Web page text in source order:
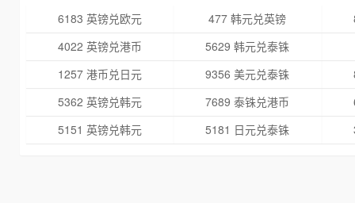
6183 英镑兑欧元 477 韩元兑英镑
4022 英镑兑港币
5629 韩元兑泰铢
1257 港币兑日元
9356 美元兑泰铢
5362 英镑兑韩元
7689 泰铢兑港币
5151 英镑兑韩元
5181 日元兑泰铢